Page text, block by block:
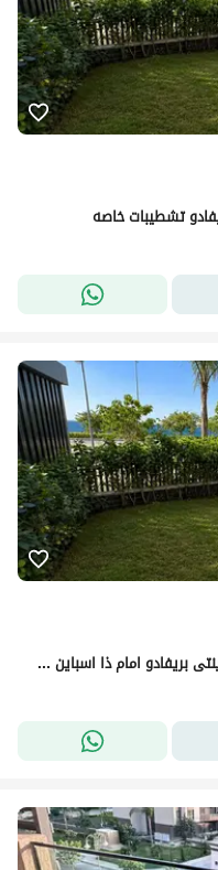
تشطيبات خاصه
استديو 70 م ارضى بجاردن 35 م للبيع بمدينتى بريفادو امام ذا اسباين مباشرة تشطيبات خاصة بالكامل